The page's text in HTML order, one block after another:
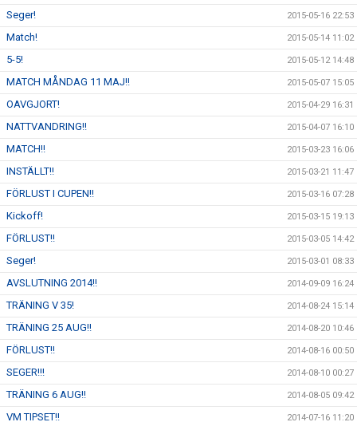
Seger! 2015-05-16 22:53
Match! 2015-05-14 11:02
5-5! 2015-05-12 14:48
MATCH MÅNDAG 11 MAJ!! 2015-05-07 15:05
OAVGJORT! 2015-04-29 16:31
NATTVANDRING!! 2015-04-07 16:10
MATCH!! 2015-03-23 16:06
INSTÄLLT!! 2015-03-21 11:47
FÖRLUST I CUPEN!! 2015-03-16 07:28
Kickoff! 2015-03-15 19:13
FÖRLUST!! 2015-03-05 14:42
Seger! 2015-03-01 08:33
AVSLUTNING 2014!! 2014-09-09 16:24
TRÄNING V 35! 2014-08-24 15:14
TRÄNING 25 AUG!! 2014-08-20 10:46
FÖRLUST!! 2014-08-16 00:50
SEGER!!! 2014-08-10 00:27
TRÄNING 6 AUG!! 2014-08-05 09:42
VM TIPSET!! 2014-07-16 11:20